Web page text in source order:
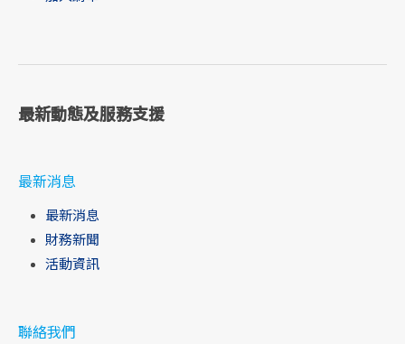
最新動態及服務支援
最新消息
最新消息
財務新聞
活動資訊
聯絡我們